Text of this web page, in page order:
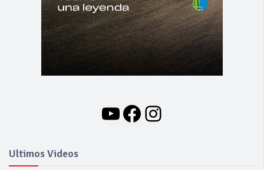
YouTube
Facebook
Instagram
Ultimos Videos